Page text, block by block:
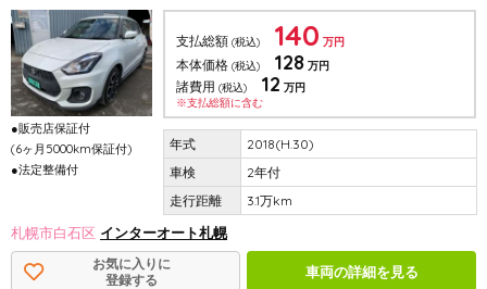
●販売店保証付
(6ヶ月5000km保証付)
●法定整備付
支払総額 (税込) 140 万円
本体価格 (税込) 128 万円
諸費用 (税込) 12 万円
※支払総額に含む
2018(H.30)
2年付
3.1万km
札幌市白石区 インターオート札幌
お気に入りに
登録する
車両の詳細を見る